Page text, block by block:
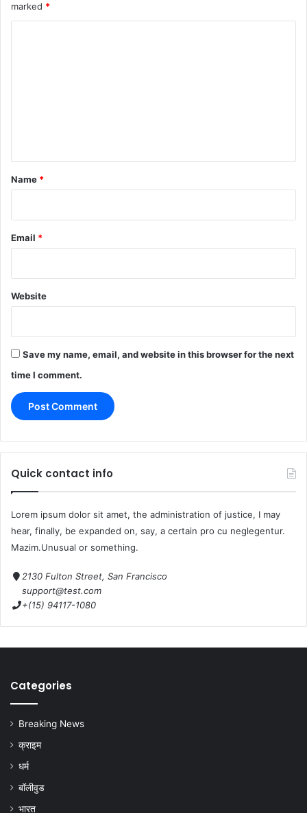
marked *
*
Name *
Email *
Website
Save my name, email, and website in this browser for the next
time I comment.
Quick contact info
Lorem ipsum dolor sit amet, the administration of justice, I may
hear, finally, be expanded on, say, a certain pro cu neglegentur.
Mazim.Unusual or something.
2130 Fulton Street, San Francisco
support@test.com
+(15) 94117-1080
Categories
Breaking News
क्राइम
धर्म
बॉलीवुड
भारत